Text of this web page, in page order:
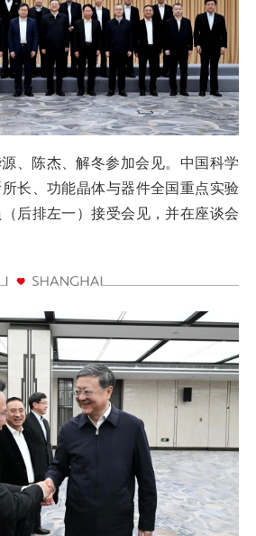
、陈杰、解冬参加会见。中国科学
长、功能晶体与器件全国重点实验
后排左一）接受会见，并在座谈会